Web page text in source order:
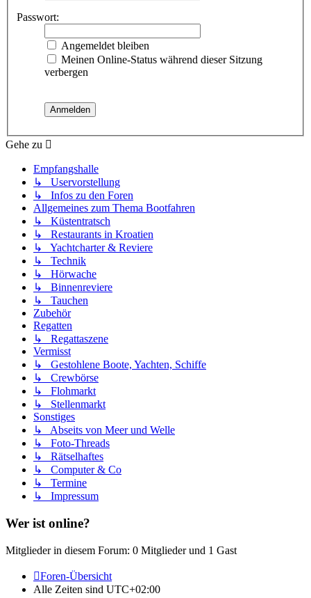
Passwort:
Angemeldet bleiben
Meinen Online-Status während dieser Sitzung
verbergen
Gehe zu
Empfangshalle
↳ Uservorstellung
↳ Infos zu den Foren
Allgemeines zum Thema Bootfahren
↳ Küstentratsch
↳ Restaurants in Kroatien
↳ Yachtcharter & Reviere
↳ Technik
↳ Hörwache
↳ Binnenreviere
↳ Tauchen
Zubehör
Regatten
↳ Regattaszene
Vermisst
↳ Gestohlene Boote, Yachten, Schiffe
↳ Crewbörse
↳ Flohmarkt
↳ Stellenmarkt
Sonstiges
↳ Abseits von Meer und Welle
↳ Foto-Threads
↳ Rätselhaftes
↳ Computer & Co
↳ Termine
↳ Impressum
Wer ist online?
Mitglieder in diesem Forum: 0 Mitglieder und 1 Gast
Foren-Übersicht
Alle Zeiten sind UTC+02:00